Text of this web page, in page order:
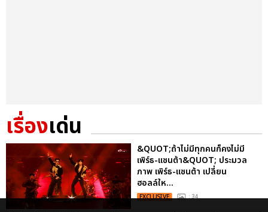
เรื่องเด่น
&QUOT;ถ้าไม่มีทุกคนก็คงไม่มี
เพิร์ธ-แซนต้า&QUOT; ประมวล
ภาพ เพิร์ธ-แซนต้า เปลี่ยน
ฮอลล์ให...
EXCLUSIVE : 34